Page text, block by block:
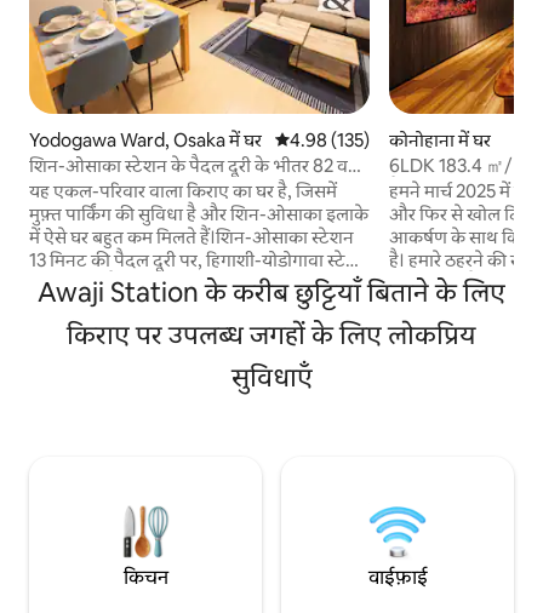
Yodogawa Ward, Osaka में घर औसत रेटिंग 5 में से 4.98, 135 समीक्षाएँ
4.98 (135)
शिन-ओसाका स्टेशन के पैदल दूरी के भीतर 82 वर्ग
मीटर का घर | पार्किंग, 3 स्टेशनों का उपयोग, 8 लोगों
के लिए [YAMORoom]
यह एकल-परिवार वाला किराए का घर है, जिसमें
मुफ़्त पार्किंग की सुविधा है और शिन-ओसाका इलाके
में ऐसे घर बहुत कम मिलते हैं।शिन-ओसाका स्टेशन
13 मिनट की पैदल दूरी पर, हिगाशी-योडोगावा स्टेशन
3 मिनट की पैदल दूरी पर और हिगाशी-मिकुनी
स्टेशन 8 मिनट की पैदल दूरी पर मौजूद है।पैदल दूरी
के अंदर तीन ट्रेन लाइनें—शिंकानसेन, JR और
मिदोसुजी सबवे लाइन—मौजूद हैं, इसलिए यह
कंसाई में घूमने-फिरने के लिए एक बढ़िया ठिकाना है।
3 बेडरूम, अधिकतम 8 लोग, 82.6 मी²
व्यावसायिक यात्राओं और दूर रहकर काम करने के
लिए लंबी अवधि के ठहरने की सुविधा भी देते हैं।
तलाश करने के लिए धन्यवाद।हम आखिरी पलों में
बुकिंग करने पर छूट देते हैं, इसलिए बेझिझक पूछें।
कोनोहाना में घर
6LDK 183.4 ㎡/
पैदल दूरी पर/USJ /"
सवारी
हमने मार्च 2025 में
और फिर से खोल दिया!
आकर्षण के साथ
है। हमारे ठहरने की सुविधाएँ यह निकटतम स्टेशन से
5 मिनट की पैदल दूरी
तक लगभग 15 -30
और दर्शनीय स्थलों की
रूप में सुझाया जाता
क्वालिटी की लकड़ी से
जगह, नवीनतम
आपके पास एक
अपने दैनिक जीवन को
Awaji Station के करीब छुट्टियाँ बिताने के लिए
किराए पर उपलब्ध जगहों के लिए लोकप्रिय
सुविधाएँ
किचन वाईफ़ाई